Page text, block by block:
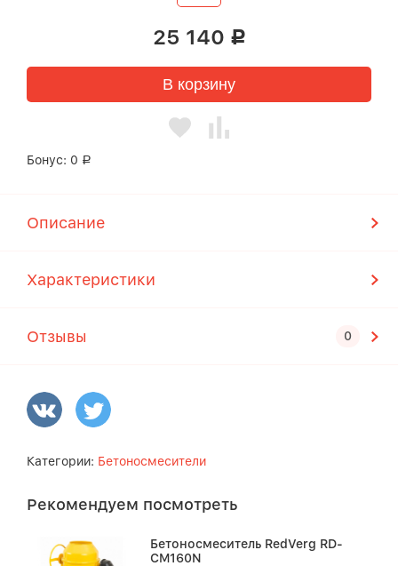
25 140 Р
В корзину
Бонус: 0 Р
Описание
Характеристики
Отзывы
Категории: Бетоносмесители
Рекомендуем посмотреть
Бетоносмеситель RedVerg RD-
CM160N